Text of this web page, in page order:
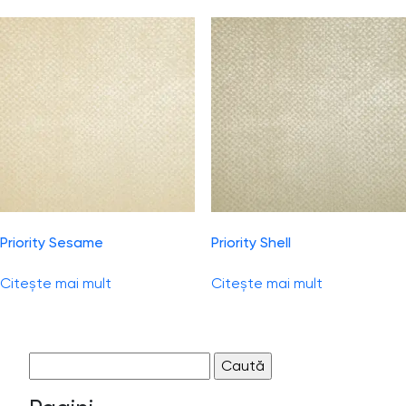
Priority Sesame
Citește mai mult
Priority Shell
Citește mai mult
după: